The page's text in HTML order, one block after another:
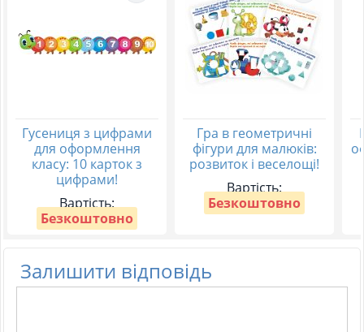
Гусениця з цифрами
для оформлення
класу: 10 карток з
цифрами!
Вартість:
Безкоштовно
Гра в геометричні
фігури для малюків:
розвиток і веселощі!
Вартість:
Безкоштовно
Залишити відповідь